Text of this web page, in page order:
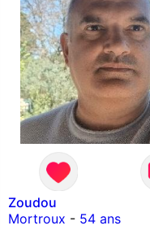
Zoudou
Mortroux - 54 ans